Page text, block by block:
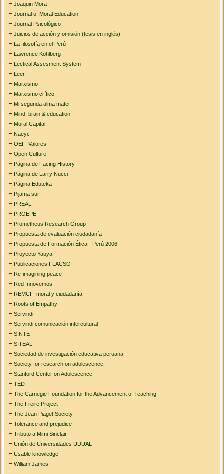
Joaquin Mora
Journal of Moral Education
Journal Psicológico
Juicios de acción y omisión (tesis en inglés)
La filosofía en el Perú
Lawrence Kohlberg
Lectical Assesment System
Leer
Marxismo
Marxismo crítico
Mi segunda alma mater
Mind, brain & education
Moral Capital
Naeyc
OEI - Valores
Open Culture
Página de Facing History
Página de Larry Nucci
Página Eduteka
Pijama surf
PREAL
PROEPE
Prometheus Research Group
Propuesta de evaluación ciudadanía
Propuesta de Formación Ética - Perú 2006
Proyecto Yauya
Publicaciones FLACSO
Re-imagining peace
Red Innovemos
REMCI - moral y ciudadanía
Roots of Empathy
Servindi
Servindi comunicación intercultural
SINTE
SITEAL
Sociedad de investigación educativa peruana
Society for research on adolescence
Stanford Center on Adolescence
TED
The Carnegie Foundation for the Advancement of Teaching
The Freire Project
The Jean Piaget Society
Tolerance and prejudice
Tributo a Mimi Sinclair
Unión de Universidades UDUAL
Usable knowledge
William James